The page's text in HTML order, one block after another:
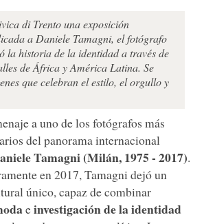
di Trento una exposición
a Daniele Tamagni, el fotógrafo
la historia de la identidad a través de
de África y América Latina. Se
que celebran el estilo, el orgullo y
a uno de los fotógrafos más
del panorama internacional
Tamagni(Milán, 1975 - 2017).
en 2017, Tamagni dejó un
único, capaz de combinar
einvestigación de la identidad